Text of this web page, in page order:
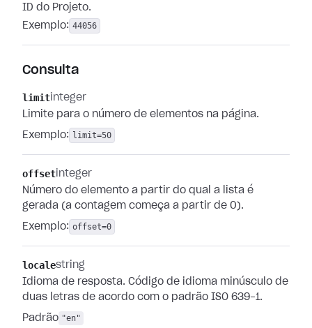
ID do Projeto.
Exemplo: 44056
Consulta
limit integer
Limite para o número de elementos na página.
Exemplo: limit=50
offset integer
Número do elemento a partir do qual a lista é
gerada (a contagem começa a partir de 0).
Exemplo: offset=0
localestring
Idioma de resposta. Código de idioma minúsculo de
duas letras de acordo com o padrão ISO 639-1.
Padrão "en"